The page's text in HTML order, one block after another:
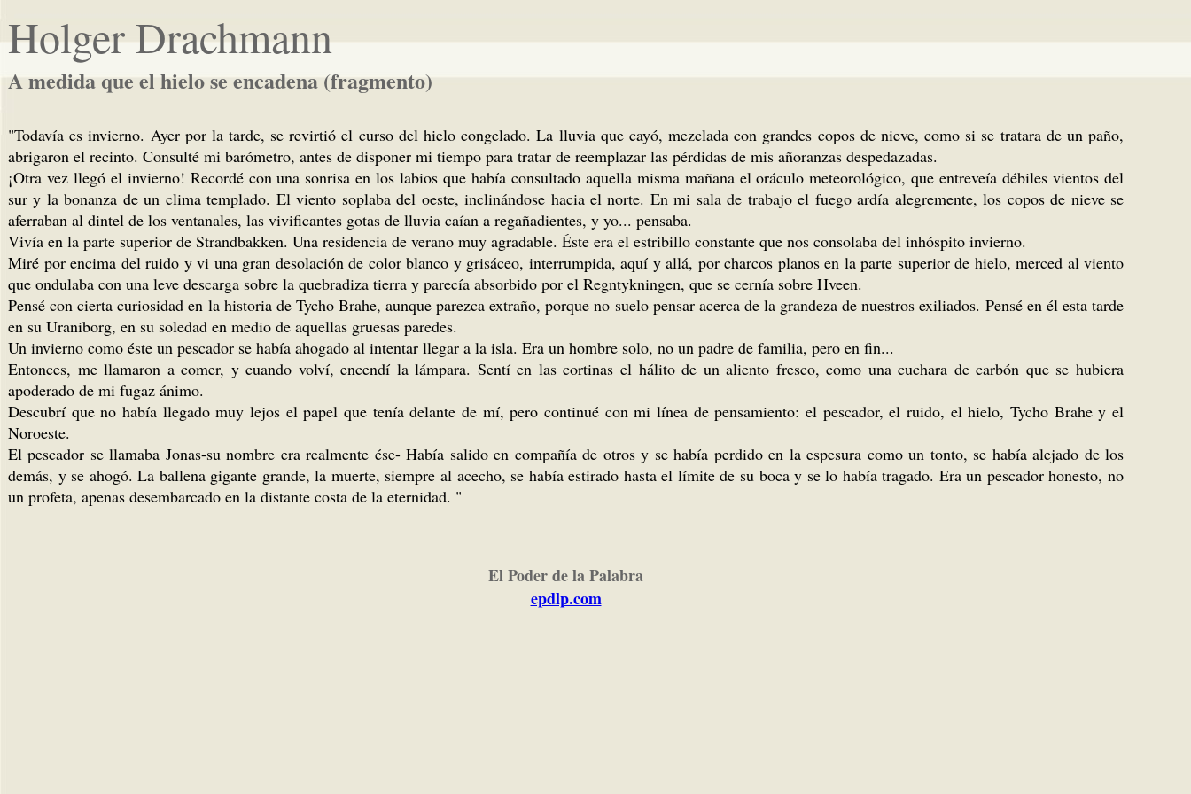
Holger Drachmann
A medida que el hielo se encadena (fragmento)
"Todavía es invierno. Ayer por la tarde, se revirtió el curso del hielo congelado. La lluvia que cayó, mezclada con grandes copos de nieve, como si se tratara de un paño,
abrigaron el recinto. Consulté mi barómetro, antes de disponer mi tiempo para tratar de reemplazar las pérdidas de mis añoranzas despedazadas.
¡Otra vez llegó el invierno! Recordé con una sonrisa en los labios que había consultado aquella misma mañana el oráculo meteorológico, que entreveía débiles vientos del
sur y la bonanza de un clima templado. El viento soplaba del oeste, inclinándose hacia el norte. En mi sala de trabajo el fuego ardía alegremente, los copos de nieve se
aferraban al dintel de los ventanales, las vivificantes gotas de lluvia caían a regañadientes, y yo... pensaba.
Vivía en la parte superior de Strandbakken. Una residencia de verano muy agradable. Éste era el estribillo constante que nos consolaba del inhóspito invierno.
Miré por encima del ruido y vi una gran desolación de color blanco y grisáceo, interrumpida, aquí y allá, por charcos planos en la parte superior de hielo, merced al viento
que ondulaba con una leve descarga sobre la quebradiza tierra y parecía absorbido por el Regntykningen, que se cernía sobre Hveen.
Pensé con cierta curiosidad en la historia de Tycho Brahe, aunque parezca extraño, porque no suelo pensar acerca de la grandeza de nuestros exiliados. Pensé en él esta tarde
en su Uraniborg, en su soledad en medio de aquellas gruesas paredes.
Un invierno como éste un pescador se había ahogado al intentar llegar a la isla. Era un hombre solo, no un padre de familia, pero en fin...
Entonces, me llamaron a comer, y cuando volví, encendí la lámpara. Sentí en las cortinas el hálito de un aliento fresco, como una cuchara de carbón que se hubiera
apoderado de mi fugaz ánimo.
Descubrí que no había llegado muy lejos el papel que tenía delante de mí, pero continué con mi línea de pensamiento: el pescador, el ruido, el hielo, Tycho Brahe y el
Noroeste.
El pescador se llamaba Jonas-su nombre era realmente ése- Había salido en compañía de otros y se había perdido en la espesura como un tonto, se había alejado de los
demás, y se ahogó. La ballena gigante grande, la muerte, siempre al acecho, se había estirado hasta el límite de su boca y se lo había tragado. Era un pescador honesto, no
un profeta, apenas desembarcado en la distante costa de la eternidad. "
El Poder de la Palabra
epdlp.com